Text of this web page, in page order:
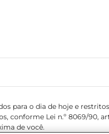
para o dia de hoje e
conforme Lei n.º 8069/90,
de você.